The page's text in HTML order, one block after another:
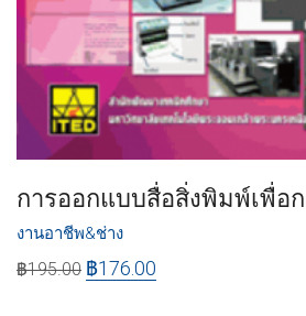
การออกแบบสื่อสิ่งพิมพ์เพื่อ
งานอาชีพ&ช่าง
฿195.00 ฿176.00